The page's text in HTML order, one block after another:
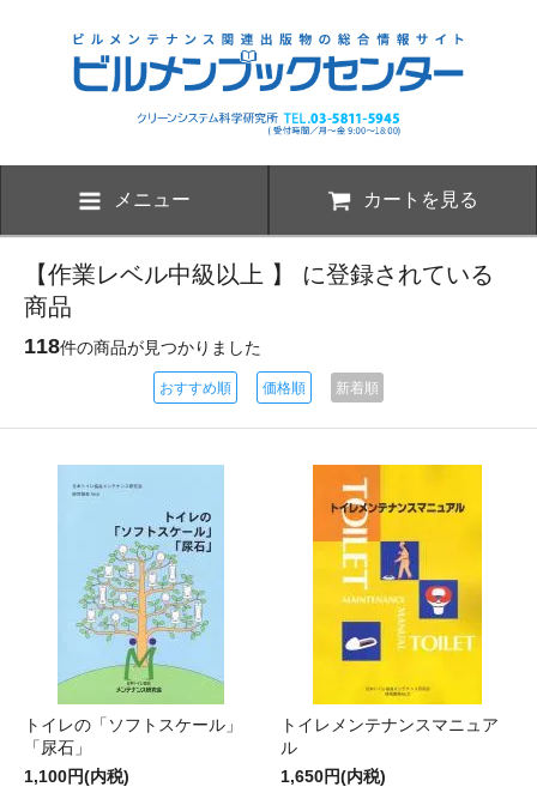
メニュー カートを見る
【作業レベル中級以上 】 に登録されている
商品
118件の商品が見つかりました
おすすめ順 価格順 新着順
トイレの「ソフトスケール」
「尿石」
1,100円(内税)
トイレメンテナンスマニュア
ル
1,650円(内税)